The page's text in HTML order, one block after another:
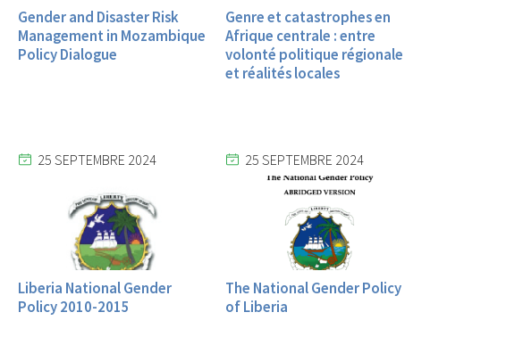
Gender and Disaster Risk
Management in Mozambique
Policy Dialogue
Genre et catastrophes en
Afrique centrale : entre
volonté politique régionale
et réalités locales
25 SEPTEMBRE 2024
Liberia National Gender
Policy 2010-2015
25 SEPTEMBRE 2024
The National Gender Policy
of Liberia